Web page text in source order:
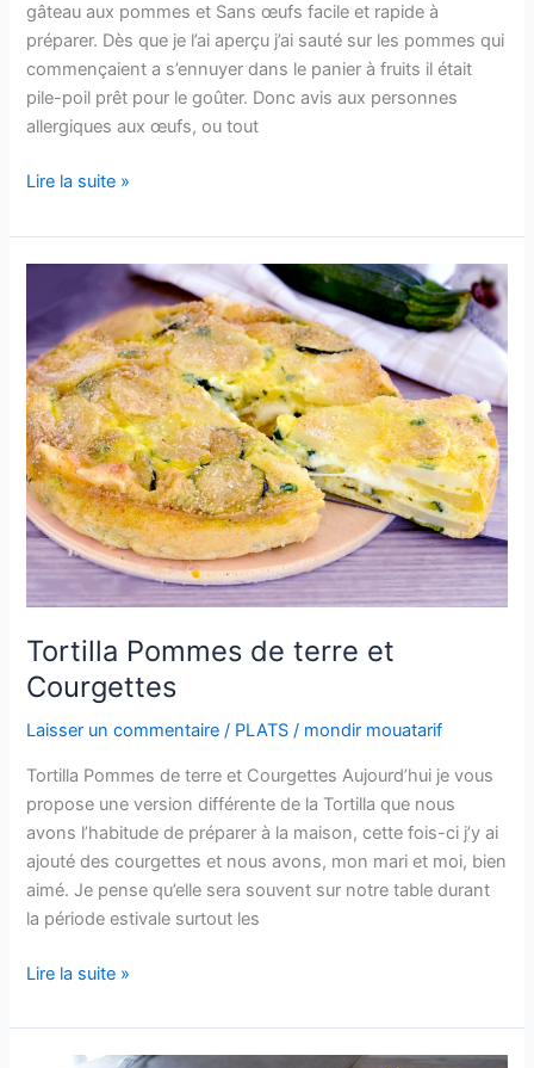
gâteau aux pommes et Sans œufs facile et rapide à
préparer. Dès que je l’ai aperçu j’ai sauté sur les pommes qui
commençaient a s’ennuyer dans le panier à fruits il était
pile-poil prêt pour le goûter. Donc avis aux personnes
allergiques aux œufs, ou tout
Gâteau
pommes
sans
Très
Facile
Lire la suite »
Tortilla Pommes de terre et
Courgettes
Laisser un commentaire / PLATS / mondir mouatarif
Tortilla Pommes de terre et Courgettes Aujourd’hui je vous
propose une version différente de la Tortilla que nous
avons l’habitude de préparer à la maison, cette fois-ci j’y ai
ajouté des courgettes et nous avons, mon mari et moi, bien
aimé. Je pense qu’elle sera souvent sur notre table durant
la période estivale surtout les
Tortilla
de
Lire la suite »